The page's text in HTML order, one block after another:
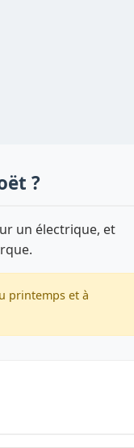
?
un électrique, et
printemps et à